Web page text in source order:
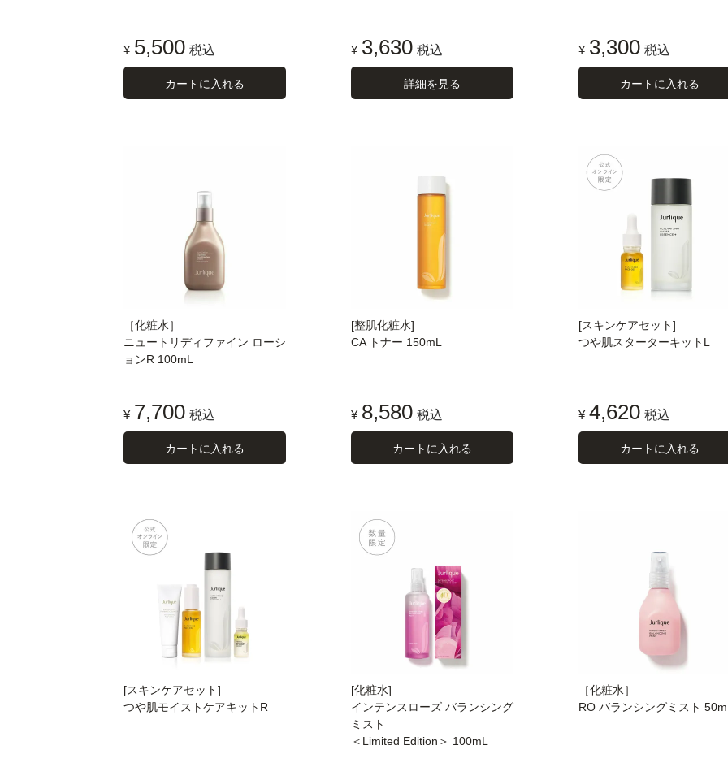
¥ 5,500 税込
カートに入れる
¥ 3,630 税込
詳細を見る
¥ 3,300 税込
カートに入れる
［化粧水］
ニュートリディファイン ローシ
ョンR 100mL
¥ 7,700 税込
カートに入れる
[整肌化粧水]
CA トナー 150mL
¥ 8,580 税込
カートに入れる
[スキンケアセット]
つや肌スターターキットL
¥ 4,620 税込
カートに入れる
[スキンケアセット]
つや肌モイストケアキットR
[化粧水]
インテンスローズ バランシング
ミスト
＜Limited Edition＞ 100mL
［化粧水］
RO バランシングミスト